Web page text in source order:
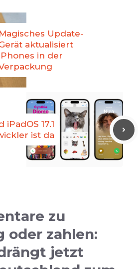
Magisches Update-
aktualisiert
in der
iPadOS 17.1
ist da
zu
oder zahlen:
jetzt